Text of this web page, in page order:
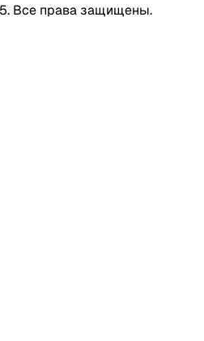
Все права защищены.